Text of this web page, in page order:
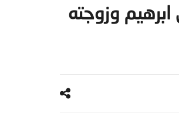
وزوجته